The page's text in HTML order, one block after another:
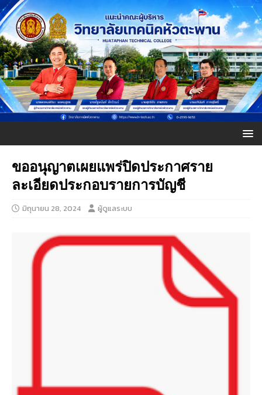
ขออนุญาตเผยแพร่ปิดประกาศราย
ละเอียดประกอบรายการบัญชี
มิถุนายน 28, 2024 ผู้ดูแลระบบ